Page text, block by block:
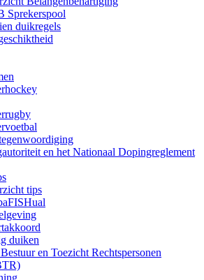
Sprekerspool
duikregels
en het Nationaal Dopingreglement
tips
duiken
en Toezicht Rechtspersonen